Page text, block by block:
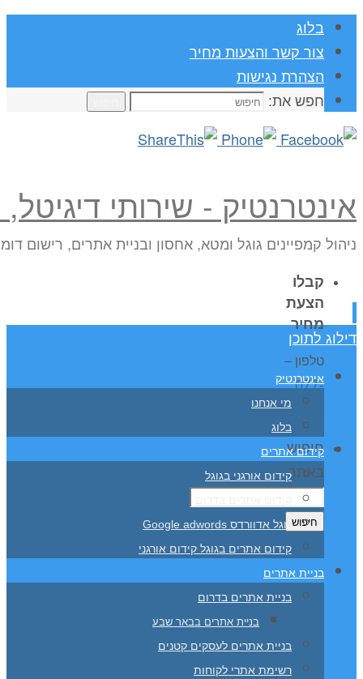
בלוג
צור קשר והצעות מחיר
הצהרת נגישות
חפש את:
אינטרנטיק - שירותי
ניהול קמפיינים גוגל ומטא, אחסון ובניית אתרים, רישום
קבלו
הצעת
מחיר
טלפון –
077-
7296777
חיפוש
באתר
חיפוש
דילוג לתוכן
אינטרנטיק
מי אנחנו
בלוג
קידום אתרים
קידום אורגני בגוגל
גוגל אדוורדס Google adwords
קידום אתרים בגוגל קידום אורגני
בניית אתרים
בניית אתרים בדרום
בניית אתרים בבאר שבע
בניית אתרים לעסקים קטנים
רשימת אתרי לקוחות